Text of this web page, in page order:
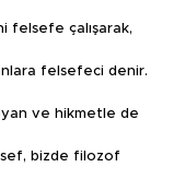
felsefe çalışarak,
felsefeci denir.
ve hikmetle de
bizde filozof